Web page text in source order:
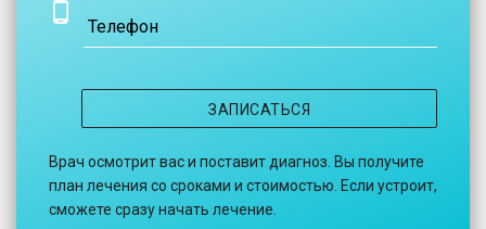
Телефон
ЗАПИСАТЬСЯ
Врач осмотрит вас и поставит диагноз. Вы получите
план лечения со сроками и стоимостью. Если устроит,
сможете сразу начать лечение.